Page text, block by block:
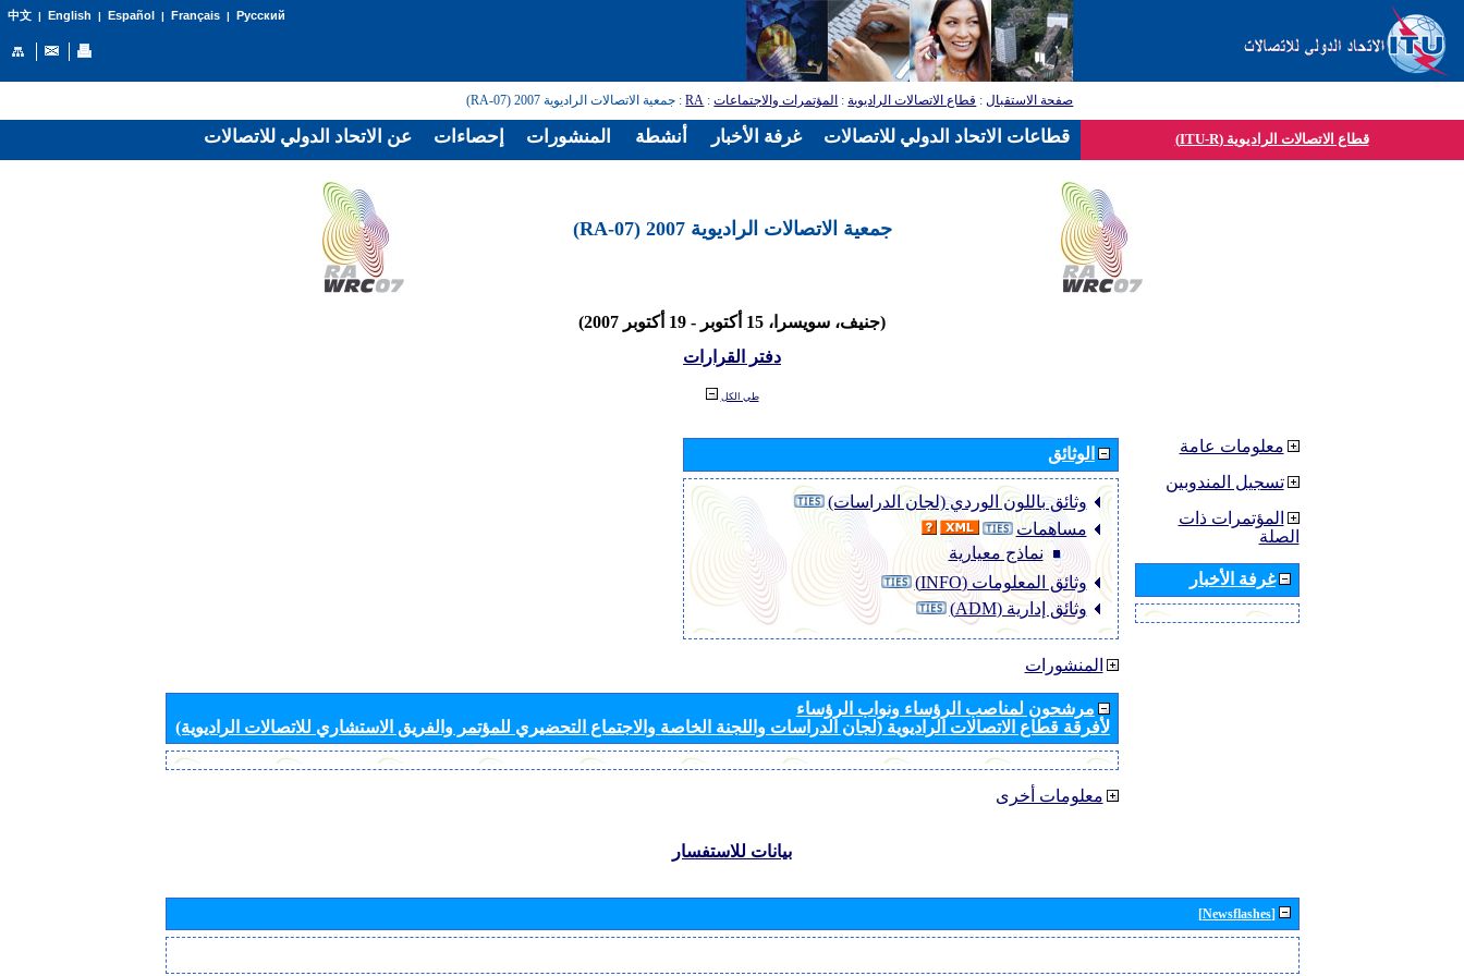
中文| English | Español | Français| Русский
صفحة الاستقبال: قطاع الاتصالات الراديوية: المؤتمرات والاجتماعات:
RA: جمعية الاتصالات الراديوية 2007 (RA-07)
قطاع الاتصالات الراديوية (ITU-R)
جمعية الاتصالات الراديوية 2007 (RA-07)
(جنيف، سويسرا، 15 أكتوبر - 19 أكتوبر 2007)
دفتر القرارات
طي الكل
الوثائق
وثائق باللون الوردي (لجان الدراسات)
مساهمات
نماذج معيارية
وثائق المعلومات (INFO)
وثائق إدارية (ADM)
المنشورات
مرشحون لمناصب الرؤساء ونواب الرؤساء
لأفرقة قطاع الاتصالات الراديوية (لجان الدراسات واللجنة الخاصة والاجتماع التحضيري للمؤتمر والفريق الاستشاري للاتصالات الراديوية)
معلومات أخرى
معلومات عامة
تسجيل المندوبين
المؤتمرات ذات
الصلة
غرفة الأخبار
بيانات للاستفسار
[Newsflashes]
عن الاتحاد الدولي للاتصالات إحصاءات المنشورات أنشطة غرفة الأخبار قطاعات الاتحاد الدولي للاتصالات